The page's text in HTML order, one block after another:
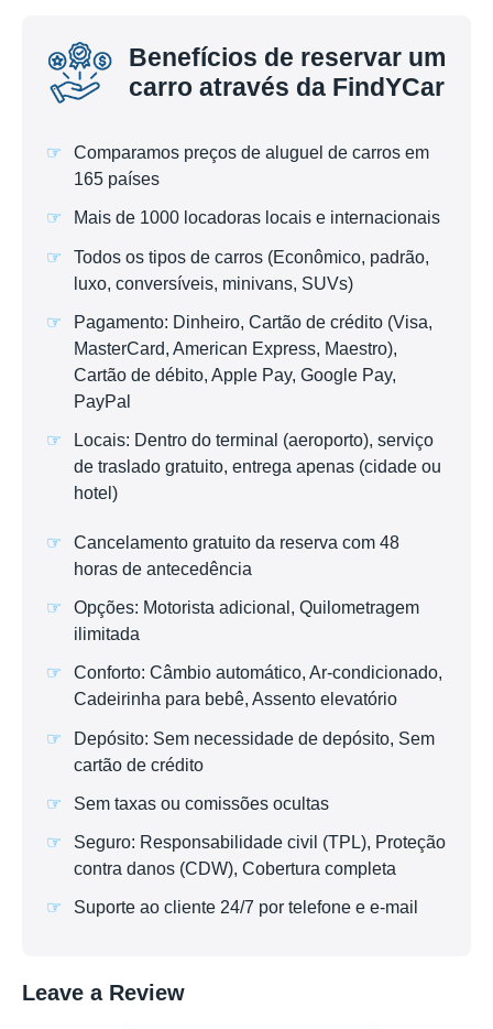
Benefícios de reservar um
carro através da FindYCar
Comparamos preços de aluguel de carros em
165 países
Mais de 1000 locadoras locais e internacionais
Todos os tipos de carros (Econômico, padrão,
luxo, conversíveis, minivans, SUVs)
Pagamento: Dinheiro, Cartão de crédito (Visa,
MasterCard, American Express, Maestro),
Cartão de débito, Apple Pay, Google Pay,
PayPal
Locais: Dentro do terminal (aeroporto), serviço
de traslado gratuito, entrega apenas (cidade ou
hotel)
Cancelamento gratuito da reserva com 48
horas de antecedência
Opções: Motorista adicional, Quilometragem
ilimitada
Conforto: Câmbio automático, Ar-condicionado,
Cadeirinha para bebê, Assento elevatório
Depósito: Sem necessidade de depósito, Sem
cartão de crédito
Sem taxas ou comissões ocultas
Seguro: Responsabilidade civil (TPL), Proteção
contra danos (CDW), Cobertura completa
Suporte ao cliente 24/7 por telefone e e-mail
Leave a Review